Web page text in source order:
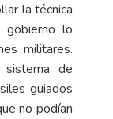
la técnica
lo
militares.
de
guiados
no podían